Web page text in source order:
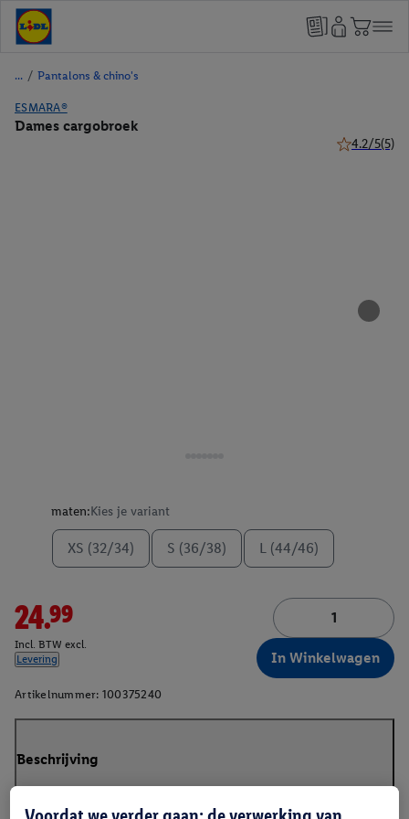
/ Pantalons & chino's
ESMARA®
Dames cargobroek
4.2/5(5)
maten:Kies je variant
XS (32/34) S (36/38) L (44/46)
24.99
Incl. BTW excl.
Levering
In Winkelwagen
Artikelnummer: 100375240
Beschrijving